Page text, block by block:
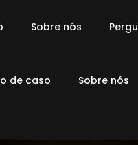
Sobre nós
de caso Sobre nós